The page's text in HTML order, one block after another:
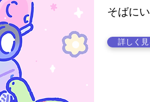
そばに
詳しく見